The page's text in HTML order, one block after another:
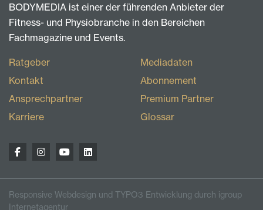
BODYMEDIA ist einer der führenden Anbieter der
Fitness- und Physiobranche in den Bereichen
Fachmagazine und Events.
Ratgeber
Kontakt
Ansprechpartner
Karriere
Mediadaten
Abonnement
Premium Partner
Glossar
Responsive Webdesign und TYPO3 Entwicklung durch igroup
Internetagentur